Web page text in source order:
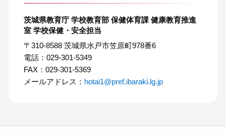
茨城県教育庁 学校教育部 保健体育課 健康教育推進
室 学校保健・安全担当
〒310-8588 茨城県水戸市笠原町978番6
電話：029-301-5349
FAX：029-301-5369
メールアドレス： hotai1@pref.ibaraki.lg.jp